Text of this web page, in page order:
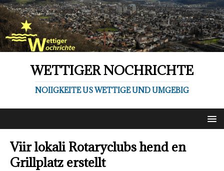
WETTIGER NOCHRICHTE
NOIIGKEITE US WETTIGE UND UMGEBIG
Viir lokali Rotaryclubs hend en
Grillplatz erstellt